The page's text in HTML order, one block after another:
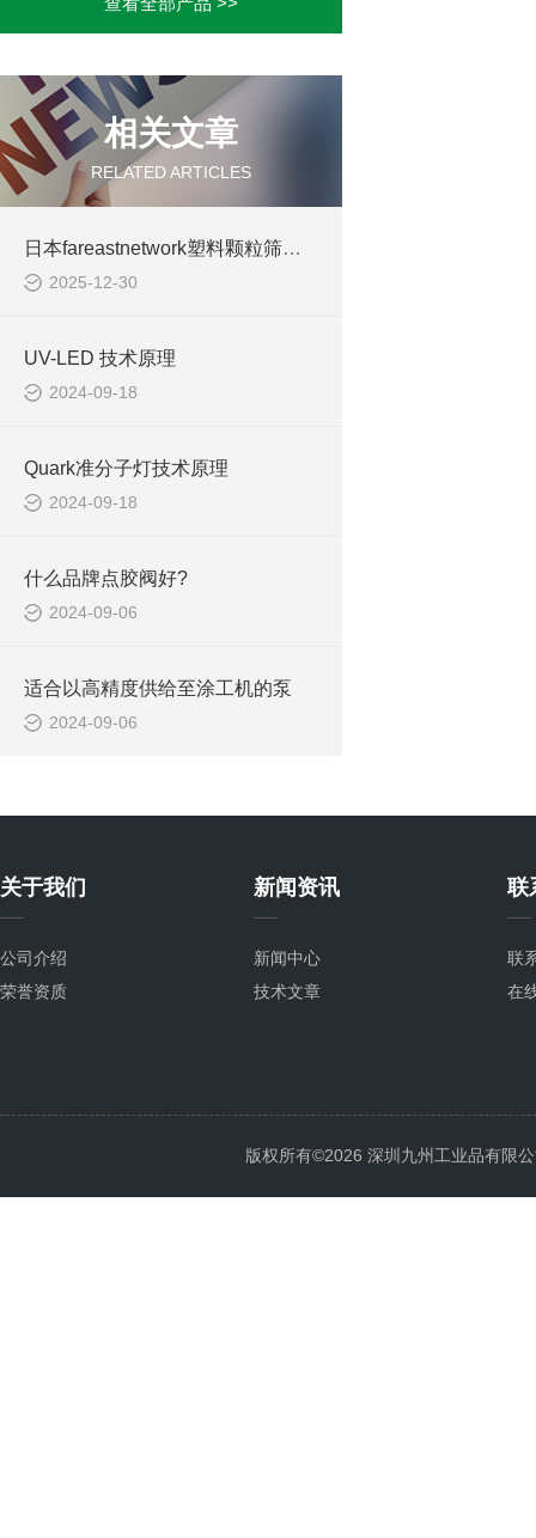
相关文章
RELATED ARTICLES
日本fareastnetwork塑料颗粒筛分机
2025-12-30
UV-LED 技术原理
2024-09-18
Quark准分子灯技术原理
2024-09-18
什么品牌点胶阀好?
2024-09-06
适合以高精度供给至涂工机的泵
2024-09-06
关于我们
公司介绍
荣誉资质
新闻资讯
新闻中心
技术文章
联
联
在
版权所有©2026 深圳九州工业品有限